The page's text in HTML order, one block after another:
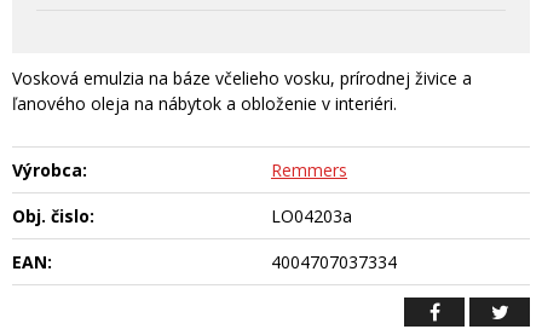
Vosková emulzia na báze včelieho vosku, prírodnej živice a
ľanového oleja na nábytok a obloženie v interiéri.
Výrobca:
Remmers
Obj. čislo:
LO04203a
EAN:
4004707037334